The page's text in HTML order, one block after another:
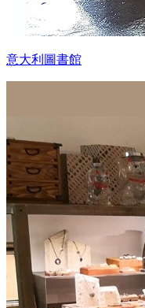
意大利圖書館